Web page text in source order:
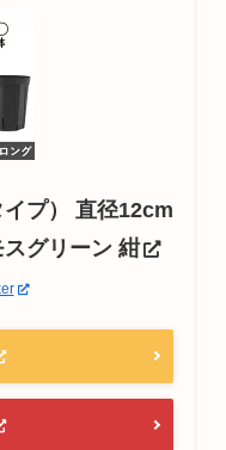
プ） 直径12cm
グリーン 紺